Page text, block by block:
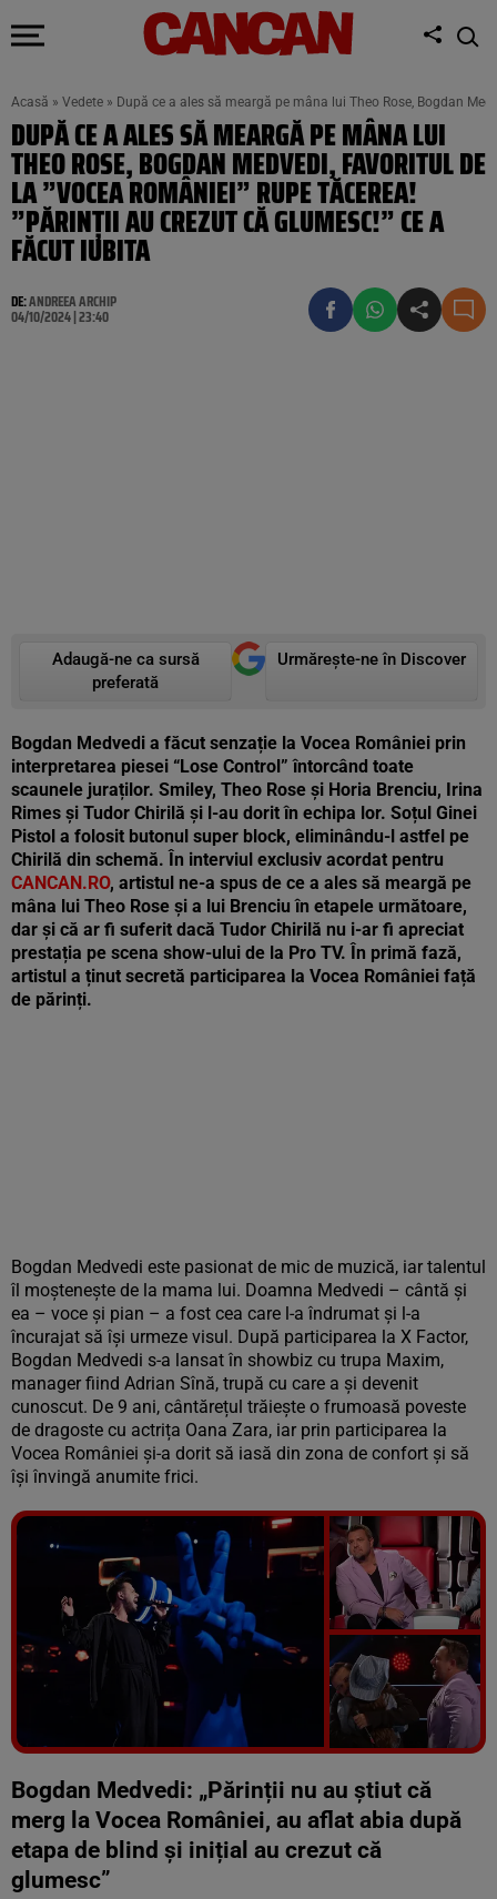
Acasă » Vedete » După ce a ales să meargă pe mâna lui Theo Rose, Bogdan
DUPĂ CE A ALES SĂ MEARGĂ PE MÂNA LUI
THEO ROSE, BOGDAN MEDVEDI, FAVORITUL DE
LA ”VOCEA ROMÂNIEI” RUPE TĂCEREA!
”PĂRINȚII AU CREZUT CĂ GLUMESC!” CE A
FĂCUT IUBITA
DE:ANDREEA ARCHIP
04/10/2024 | 23:40
Adaugă-ne ca sursă
preferată
Urmărește-ne în Discover
Bogdan Medvedi a făcut senzație la Vocea României prin
interpretarea piesei “Lose Control” întorcând toate
scaunele juraților. Smiley, Theo Rose și Horia Brenciu, Irina
Rimes și Tudor Chirilă și l-au dorit în echipa lor. Soțul Ginei
Pistol a folosit butonul super block, eliminându-l astfel pe
Chirilă din schemă. În interviul exclusiv acordat pentru
CANCAN.RO, artistul ne-a spus de ce a ales să meargă pe
mâna lui Theo Rose și a lui Brenciu în etapele următoare,
dar și că ar fi suferit dacă Tudor Chirilă nu i-ar fi apreciat
prestația pe scena show-ului de la Pro TV. În primă fază,
artistul a ținut secretă participarea la Vocea României față
de părinți.
Bogdan Medvedi este pasionat de mic de muzică, iar talentul
îl moștenește de la mama lui. Doamna Medvedi – cântă și
ea – voce și pian – a fost cea care l-a îndrumat și l-a
încurajat să își urmeze visul. După participarea la X Factor,
Bogdan Medvedi s-a lansat în showbiz cu trupa Maxim,
manager fiind Adrian Sînă, trupă cu care a și devenit
cunoscut. De 9 ani, cântărețul trăiește o frumoasă poveste
de dragoste cu actrița Oana Zara, iar prin participarea la
Vocea României și-a dorit să iasă din zona de confort și să
își învingă anumite frici.
Vezi galeria foto
7 poze
Bogdan Medvedi: „Părinții nu au știut că
merg la Vocea României, au aflat abia după
etapa de blind și inițial au crezut că
glumesc”